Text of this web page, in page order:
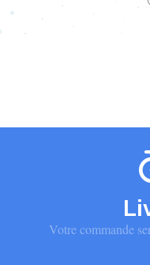
Votre commande